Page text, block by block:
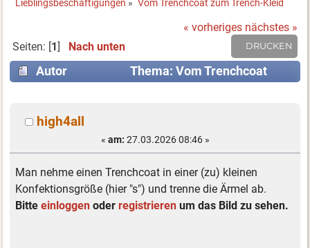
Lieblingsbeschäftigungen » Vom Trenchcoat zum Trench-Kleid
« vorheriges nächstes »
DRUCKEN
Seiten: [1] Nach unten
Autor
Thema: Vom Trenchcoat
high4all
« am: 27.03.2026 08:46 »
Man nehme einen Trenchcoat in einer (zu) kleinen
Konfektionsgröße (hier "s") und trenne die Ärmel ab.
Bitteeinloggen oderregistrieren um das Bild zu sehen.